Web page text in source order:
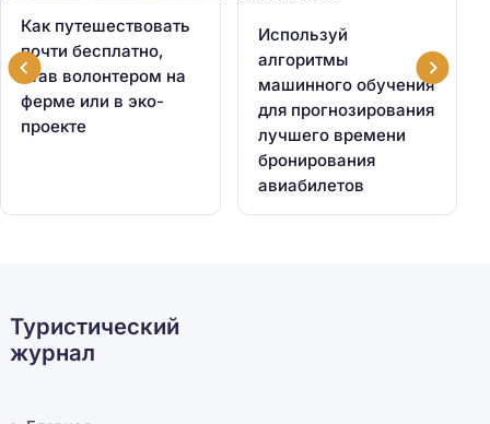
Как путешествовать
почти бесплатно,
став волонтером на
ферме или в эко-
проекте
Используй
алгоритмы
машинного обучения
для прогнозирования
лучшего времени
бронирования
авиабилетов
Туристический
журнал